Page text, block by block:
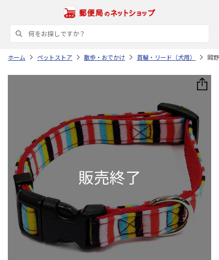
ホーム ペットストア 散歩・おでかけ 首輪・リード（犬用） 岡